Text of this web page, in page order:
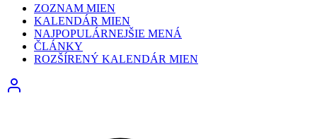
ZOZNAM MIEN
KALENDÁR MIEN
NAJPOPULÁRNEJŠIE MENÁ
ČLÁNKY
ROZŠÍRENÝ KALENDÁR MIEN